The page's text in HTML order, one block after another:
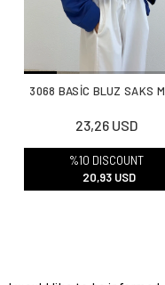
3068 BASİC BLUZ SAKS
23,26 USD
%10 DISCOUNT
20,93 USD